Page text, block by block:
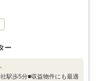
ー
駅歩5分■収益物件にも最適